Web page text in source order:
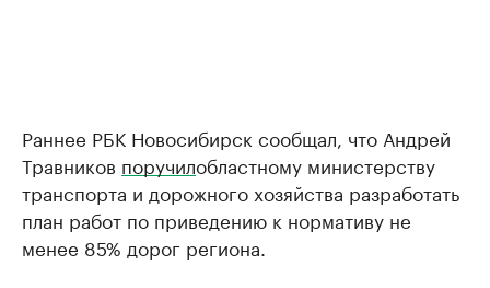
Раннее РБК Новосибирск сообщал, что Андрей
Травников поручилобластному министерству
транспорта и дорожного хозяйства разработать
план работ по приведению к нормативу не
менее 85% дорог региона.